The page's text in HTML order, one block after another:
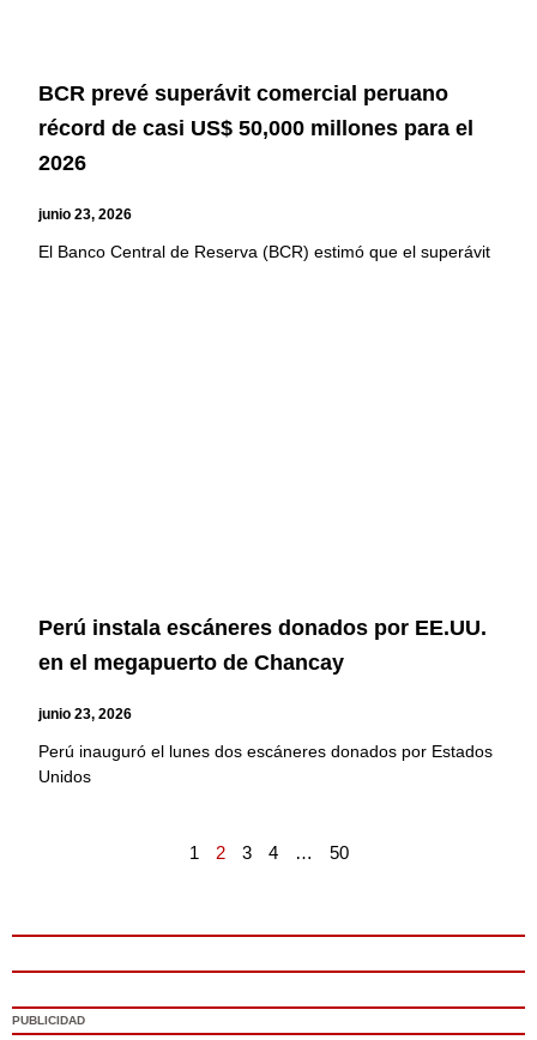
BCR prevé superávit comercial peruano
récord de casi US$ 50,000 millones para el
2026
junio 23, 2026
El Banco Central de Reserva (BCR) estimó que el superávit
Perú instala escáneres donados por EE.UU.
en el megapuerto de Chancay
junio 23, 2026
Perú inauguró el lunes dos escáneres donados por Estados
Unidos
1 2 3 4 … 50
PUBLICIDAD